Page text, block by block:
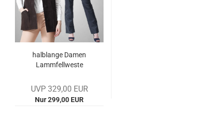
halb­lan­ge Damen
Lamm­fell­wes­te
UVP 329,00 EUR
Nur 299,00 EUR